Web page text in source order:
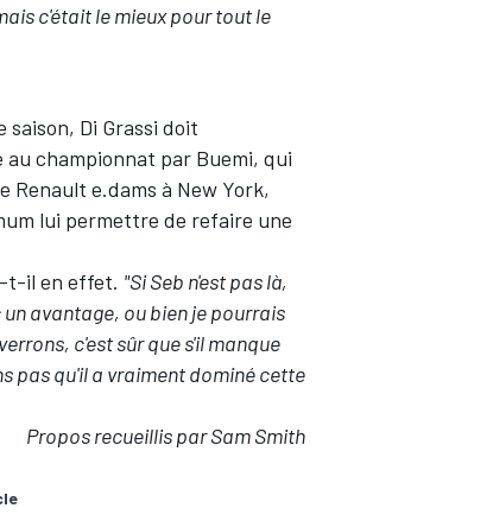
c'était le mieux pour tout le
Di Grassi doit
au championnat par Buemi, qui
Renault e.dams à New York,
lui permettre de refaire une
t-il en effet. "Si Seb n'est pas là,
avantage, ou bien je pourrais
c'est sûr que s'il manque
pas qu'il a vraiment dominé cette
Propos recueillis par Sam Smith